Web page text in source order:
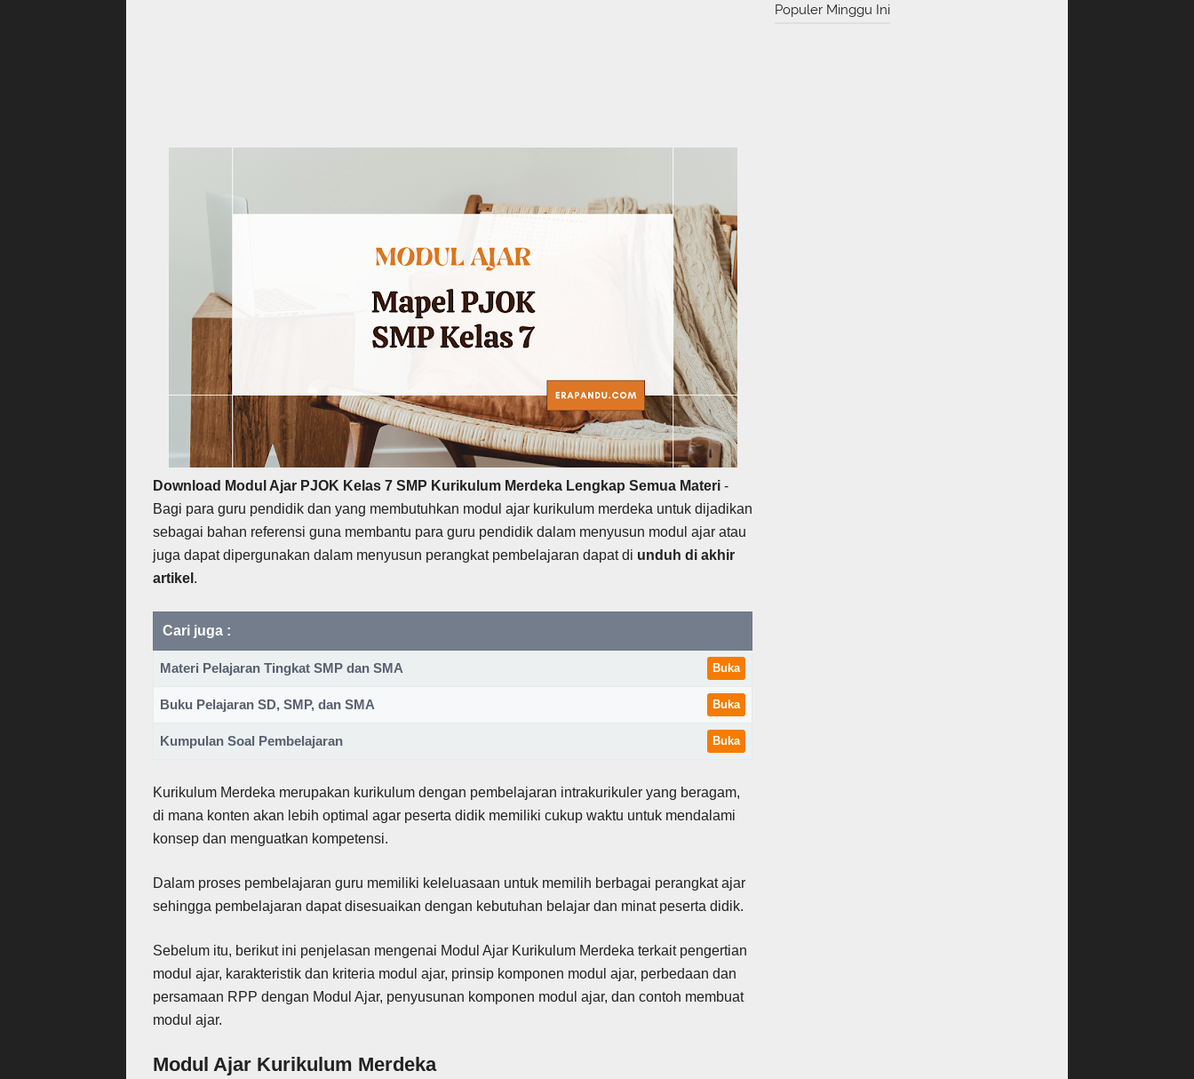
Download Modul Ajar PJOK Kelas 7 SMP Kurikulum Merdeka Lengkap Semua Materi -
Bagi para guru pendidik dan yang membutuhkan modul ajar kurikulum merdeka untuk dijadikan
sebagai bahan referensi guna membantu para guru pendidik dalam menyusun modul ajar atau
juga dapat dipergunakan dalam menyusun perangkat pembelajaran dapat di unduh di akhir
artikel .
Cari juga :
Materi Pelajaran Tingkat SMP dan SMA Buka
Buku Pelajaran SD, SMP, dan SMA Buka
Kumpulan Soal Pembelajaran Buka
Kurikulum Merdeka merupakan kurikulum dengan pembelajaran intrakurikuler yang beragam,
di mana konten akan lebih optimal agar peserta didik memiliki cukup waktu untuk mendalami
konsep dan menguatkan kompetensi.
Dalam proses pembelajaran guru memiliki keleluasaan untuk memilih berbagai perangkat ajar
sehingga pembelajaran dapat disesuaikan dengan kebutuhan belajar dan minat peserta didik.
Sebelum itu, berikut ini penjelasan mengenai Modul Ajar Kurikulum Merdeka terkait pengertian
modul ajar, karakteristik dan kriteria modul ajar, prinsip komponen modul ajar, perbedaan dan
persamaan RPP dengan Modul Ajar, penyusunan komponen modul ajar, dan contoh membuat
modul ajar.
Modul Ajar Kurikulum Merdeka
Populer Minggu Ini